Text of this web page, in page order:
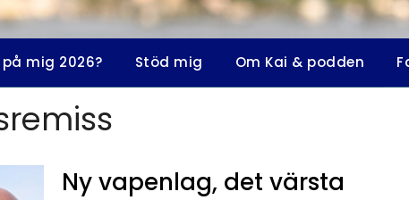
mig 2026? Stöd mig Om Kai & podden
Ny vapenlag, det värsta